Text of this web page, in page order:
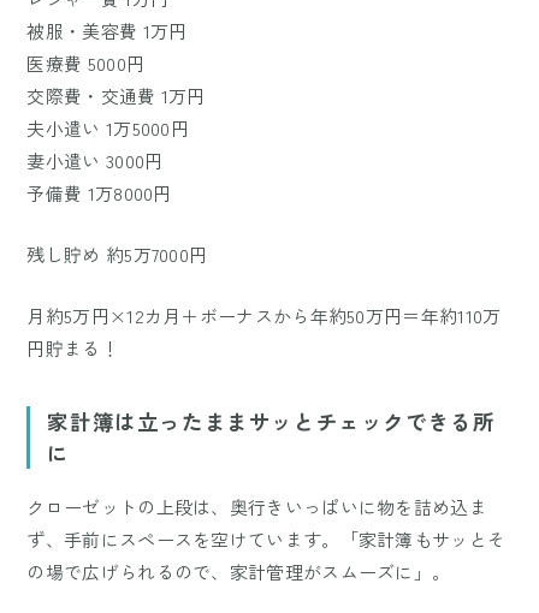
被服・美容費 1万円
医療費 5000円
交際費・交通費 1万円
夫小遣い 1万5000円
妻小遣い 3000円
予備費 1万8000円
残し貯め 約5万7000円
月約5万円×12カ月＋ボーナスから年約50万円＝年約110万
円貯まる！
家計簿は立ったままサッとチェックできる所
に
クローゼットの上段は、奥行きいっぱいに物を詰め込ま
ず、手前にスペースを空けています。「家計簿もサッとそ
の場で広げられるので、家計管理がスムーズに」。